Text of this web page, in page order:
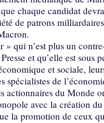
chaque candidat
de patrons
qui n’est plus un
et qu’elle est sous
et sociale,
spécialistes de
actionnaires du Monde
avec la création
la promotion de ceux